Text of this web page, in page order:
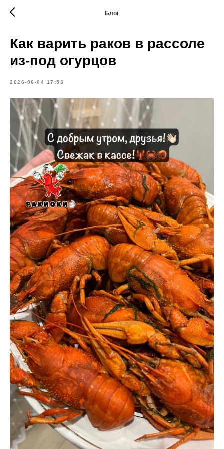
Блог
Как варить раков в рассоле
из-под огурцов
2026-06-04 17:53